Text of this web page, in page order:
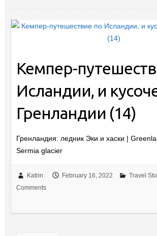
Кемпер-
Исландии, и
Гренландии (14)
Гренландия: ледник Эки и хаски |
Sermia glacier
Katrin February 16, 2022 Travel
Comments